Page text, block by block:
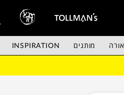
מותגים INSPIRATION